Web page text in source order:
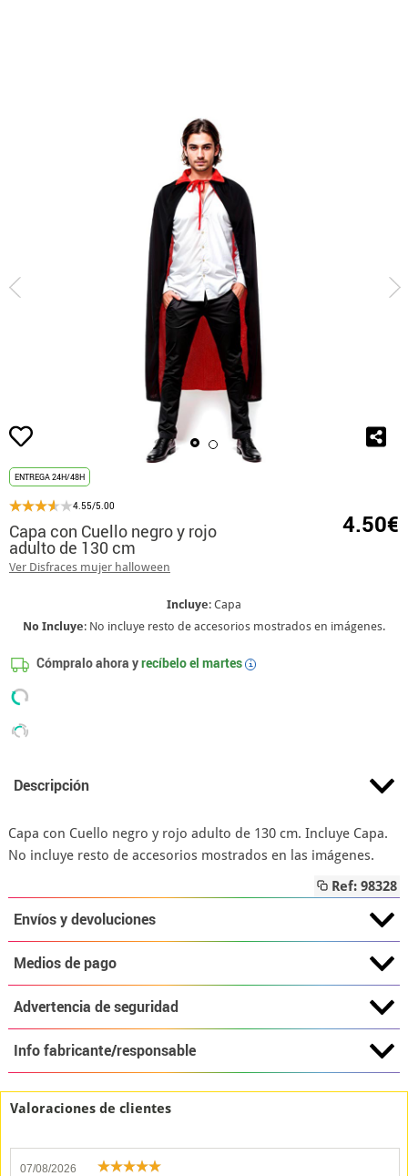
ENTREGA 24H/48H
4.55/5.00
Capa con Cuello negro y rojo
adulto de 130 cm
Ver Disfraces mujer halloween
4.50€
Incluye: Capa
No Incluye: No incluye resto de accesorios mostrados en imágenes.
Cómpralo ahora yrecíbelo el martes i
Descripción
Capa con Cuello negro y rojo adulto de 130 cm. Incluye Capa.
No incluye resto de accesorios mostrados en las imágenes.
Ref: 98328
Envíos y devoluciones
Medios de pago
Advertencia de seguridad
Info fabricante/responsable
Valoraciones de clientes
07/08/2026